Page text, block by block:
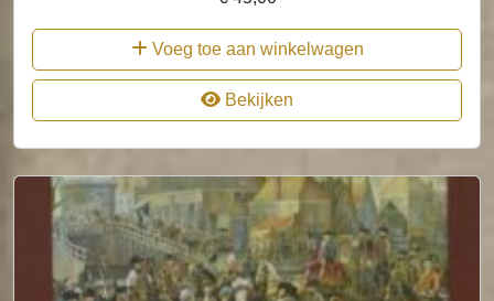
Voeg toe aan winkelwagen
Bekijken